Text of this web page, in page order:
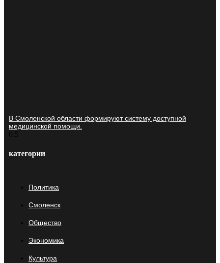
В Смоленской области формируют систему доступной
медицинской помощи.
категории
Политика
Смоленск
Общество
Экономика
Культура